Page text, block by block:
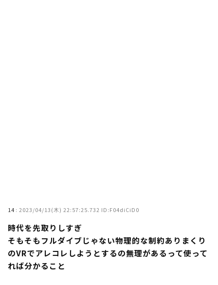
14 : 2023/04/13(木) 22:57:25.732 ID:F04diCiD0
時代を先取りしすぎ
そもそもフルダイブじゃない物理的な制約ありまくり
のVRでアレコレしようとするの無理があるって使って
れば分かること